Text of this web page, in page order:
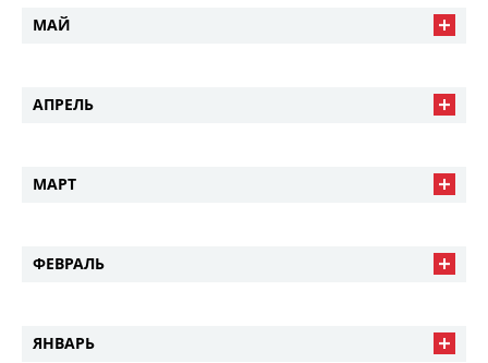
МАЙ
АПРЕЛЬ
МАРТ
ФЕВРАЛЬ
ЯНВАРЬ